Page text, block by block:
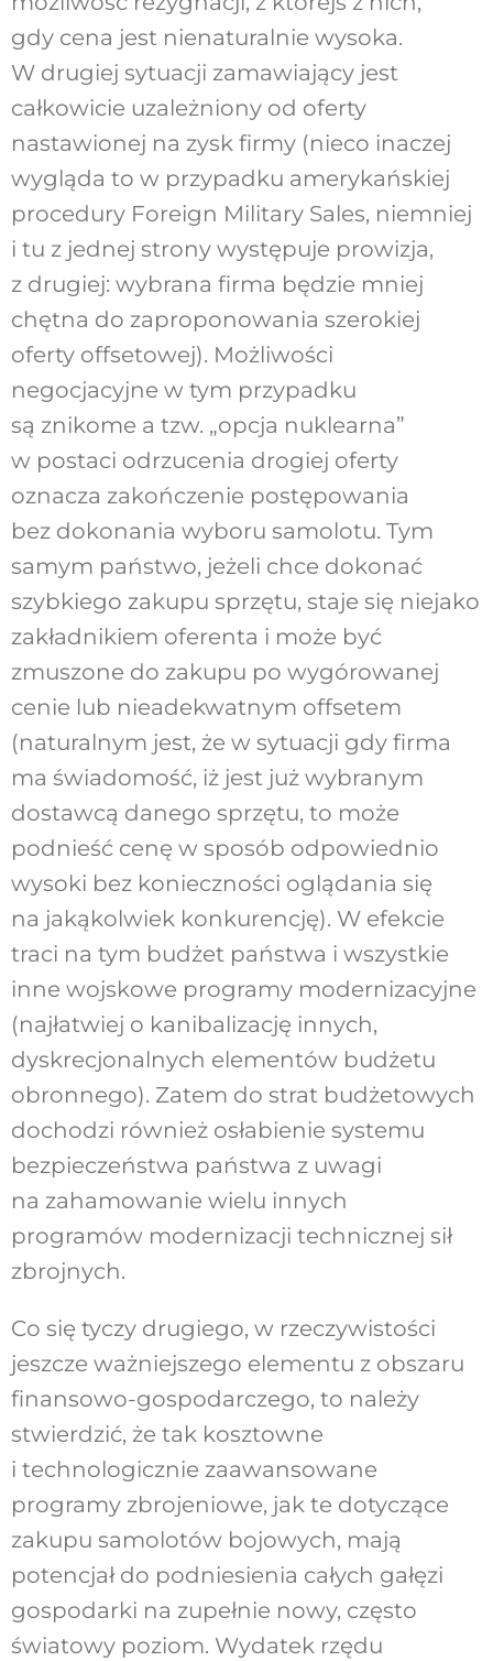
gdy cena jest nienaturalnie wysoka.
W drugiej sytuacji zamawiający jest
całkowicie uzależniony od oferty
nastawionej na zysk firmy (nieco inaczej
wygląda to w przypadku amerykańskiej
procedury Foreign Military Sales, niemniej
i tu z jednej strony występuje prowizja,
z drugiej: wybrana firma będzie mniej
chętna do zaproponowania szerokiej
oferty offsetowej). Możliwości
negocjacyjne w tym przypadku
są znikome a tzw. „opcja nuklearna”
w postaci odrzucenia drogiej oferty
oznacza zakończenie postępowania
bez dokonania wyboru samolotu. Tym
samym państwo, jeżeli chce dokonać
szybkiego zakupu sprzętu, staje się niejako
zakładnikiem oferenta i może być
zmuszone do zakupu po wygórowanej
cenie lub nieadekwatnym offsetem
(naturalnym jest, że w sytuacji gdy firma
ma świadomość, iż jest już wybranym
dostawcą danego sprzętu, to może
podnieść cenę w sposób odpowiednio
wysoki bez konieczności oglądania się
na jakąkolwiek konkurencję). W efekcie
traci na tym budżet państwa i wszystkie
inne wojskowe programy modernizacyjne
(najłatwiej o kanibalizację innych,
dyskrecjonalnych elementów budżetu
obronnego). Zatem do strat budżetowych
dochodzi również osłabienie systemu
bezpieczeństwa państwa z uwagi
na zahamowanie wielu innych
programów modernizacji technicznej sił
zbrojnych.
Co się tyczy drugiego, w rzeczywistości
jeszcze ważniejszego elementu z obszaru
finansowo-gospodarczego, to należy
stwierdzić, że tak kosztowne
i technologicznie zaawansowane
programy zbrojeniowe, jak te dotyczące
zakupu samolotów bojowych, mają
potencjał do podniesienia całych gałęzi
gospodarki na zupełnie nowy, często
światowy poziom. Wydatek rzędu